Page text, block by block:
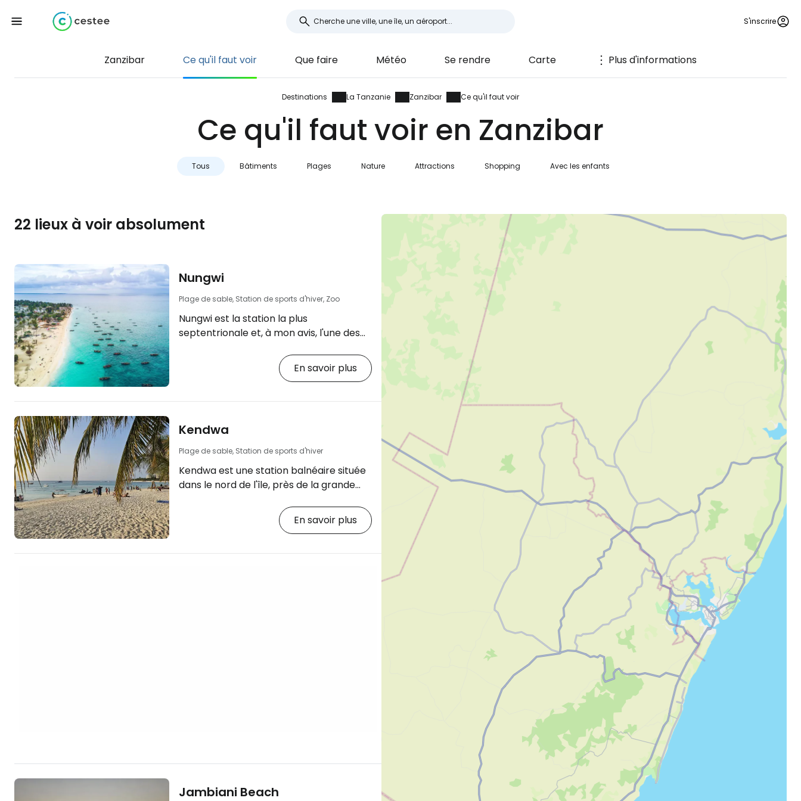
S'inscrire
Zanzibar Ce qu'il faut voir Que faire Météo Se rendre Carte Plus d'informations
Destinations La Tanzanie Zanzibar Ce qu'il faut voir
Ce qu'il faut voir en Zanzibar
Tous Bâtiments Plages Nature Attractions Shopping Avec les enfants
22 lieux à voir absolument
Nungwi
Plage de sable, Station de sports d'hiver, Zoo
Nungwi est la station la plus
septentrionale et, à mon avis, l'une des
les meilleures possibilités de shopping,
de grandes stations balnéaires, mais
de plusieurs fermes d'élevage et d'un
large éventail d'excursions ou de sports
vacances à…
En savoir plus
Kendwa
Plage de sable, Station de sports d'hiver
Kendwa est une station balnéaire située
dans le nord de l'île, près de la grande
destinations de vacances les plus
luxueuses de Zanzibar. La plage locale
En savoir plus
Jambiani Beach